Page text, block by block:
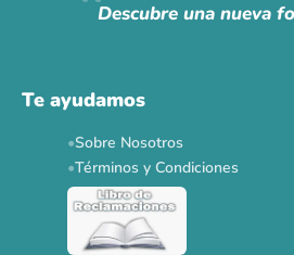
Ver todas las
Descubre una nueva
Te ayudamos
Sobre Nosotros
Términos y Condiciones